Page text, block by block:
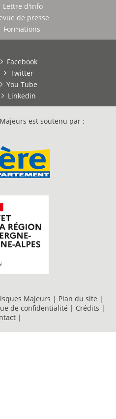
Lettre d'info
de presse
Formations
Facebook
Twitter
You Tube
Linkedin
est soutenu par :
Majeurs | Plan du site |
de confidentialité | Crédits |
|